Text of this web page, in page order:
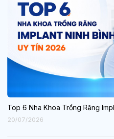
Top 6 Nha Khoa Trồng Răng
20/07/2026